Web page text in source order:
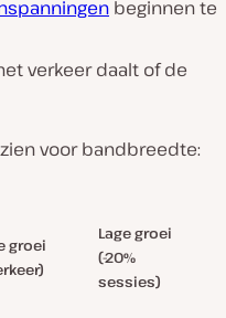
beginnen te
verkeer daalt of de
voor bandbreedte:
groei
Lage groei
(-20%
sessies)